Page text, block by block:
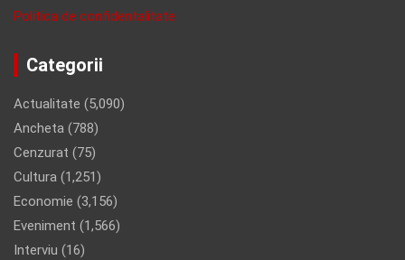
Politica de confidentalitate
Categorii
Actualitate (5,090)
Ancheta (788)
Cenzurat (75)
Cultura (1,251)
Economie (3,156)
Eveniment (1,566)
Interviu (16)